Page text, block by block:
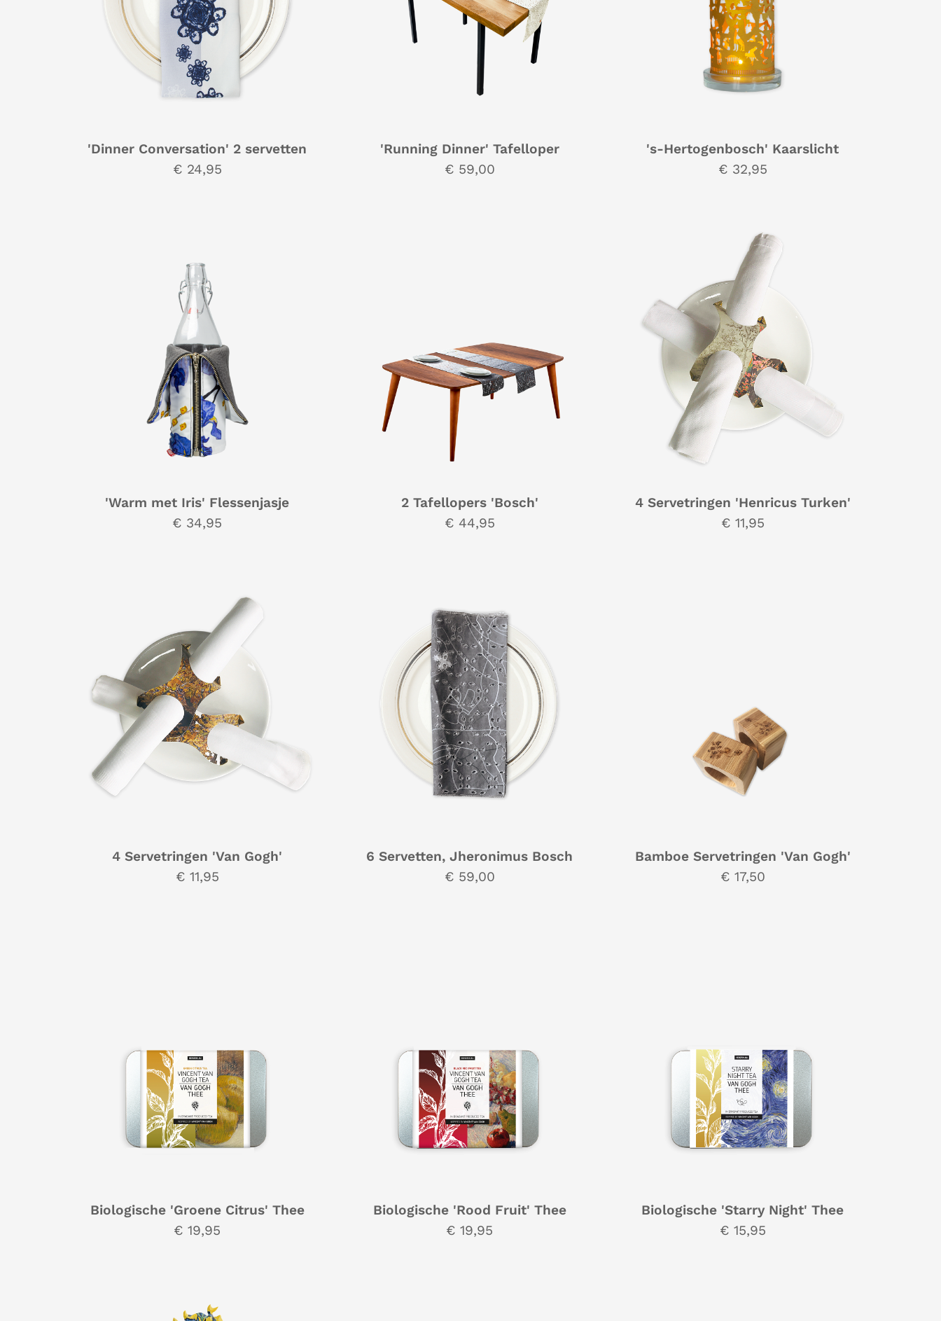
'Dinner Conversation' 2 servetten
€ 24,95
'Running Dinner' Tafelloper
€ 59,00
's-Hertogenbosch' Kaarslicht
€ 32,95
'Warm met Iris' Flessenjasje
€ 34,95
2 Tafellopers 'Bosch'
€ 44,95
4 Servetringen 'Henricus Turken'
€ 11,95
4 Servetringen 'Van Gogh'
€ 11,95
6 Servetten, Jheronimus Bosch
€ 59,00
Bamboe Servetringen 'Van Gogh'
€ 17,50
Biologische 'Groene Citrus' Thee
€ 19,95
Biologische 'Rood Fruit' Thee
€ 19,95
Biologische 'Starry Night' Thee
€ 15,95